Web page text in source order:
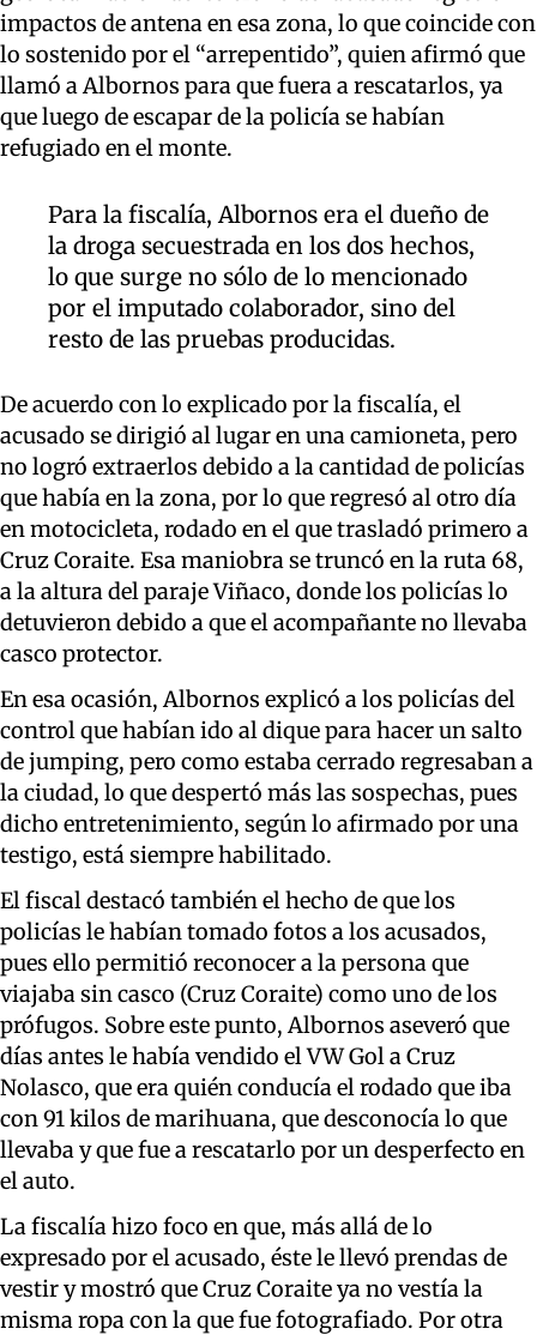
impactos de antena en esa zona, lo que coincide con
lo sostenido por el “arrepentido”, quien afirmó que
llamó a Albornos para que fuera a rescatarlos, ya
que luego de escapar de la policía se habían
refugiado en el monte.
Para la fiscalía, Albornos era el dueño de
la droga secuestrada en los dos hechos,
lo que surge no sólo de lo mencionado
por el imputado colaborador, sino del
resto de las pruebas producidas.
De acuerdo con lo explicado por la fiscalía, el
acusado se dirigió al lugar en una camioneta, pero
no logró extraerlos debido a la cantidad de policías
que había en la zona, por lo que regresó al otro día
en motocicleta, rodado en el que trasladó primero a
Cruz Coraite. Esa maniobra se truncó en la ruta 68,
a la altura del paraje Viñaco, donde los policías lo
detuvieron debido a que el acompañante no llevaba
casco protector.
En esa ocasión, Albornos explicó a los policías del
control que habían ido al dique para hacer un salto
de jumping, pero como estaba cerrado regresaban a
la ciudad, lo que despertó más las sospechas, pues
dicho entretenimiento, según lo afirmado por una
testigo, está siempre habilitado.
El fiscal destacó también el hecho de que los
policías le habían tomado fotos a los acusados,
pues ello permitió reconocer a la persona que
viajaba sin casco (Cruz Coraite) como uno de los
prófugos. Sobre este punto, Albornos aseveró que
días antes le había vendido el VW Gol a Cruz
Nolasco, que era quién conducía el rodado que iba
con 91 kilos de marihuana, que desconocía lo que
llevaba y que fue a rescatarlo por un desperfecto en
el auto.
La fiscalía hizo foco en que, más allá de lo
expresado por el acusado, éste le llevó prendas de
vestir y mostró que Cruz Coraite ya no vestía la
misma ropa con la que fue fotografiado. Por otra